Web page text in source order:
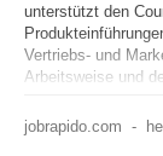
unterstützt den
Vertriebs- und
Arbeitsweise und
jobrapido.com -